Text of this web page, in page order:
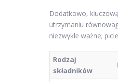
Dodatkowo,
utrzymaniu
niezwykle ważne;
Rodzaj
składników